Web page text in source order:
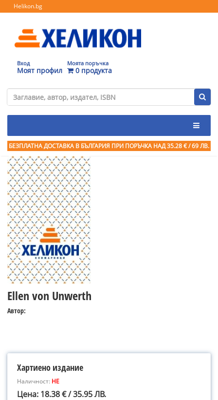
Helikon.bg
Вход
Моят профил
Моята поръчка
0 продукта
БЕЗПЛАТНА ДОСТАВКА В БЪЛГАРИЯ ПРИ ПОРЪЧКА НАД 35.28 € / 69 ЛВ.
Ellen von Unwerth
Автор:
Хартиено издание
Наличност: НЕ
Цена: 18.38 € / 35.95 ЛВ.